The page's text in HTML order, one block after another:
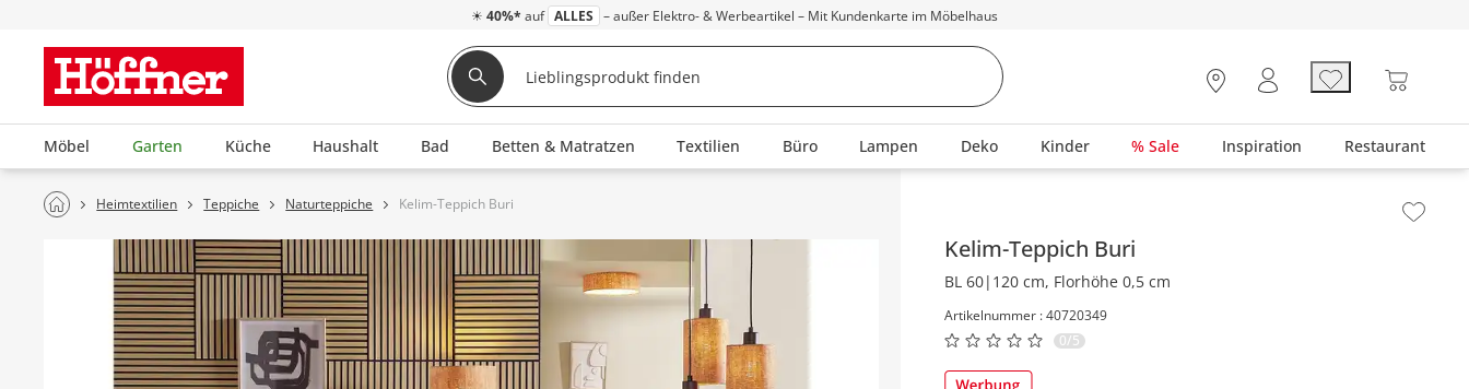
☀ 40%* auf ALLES – außer Elektro- & Werbeartikel – Mit Kundenkarte im Möbelhaus
Möbel Garten Küche Haushalt Bad Betten & Matratzen Textilien Büro Lampen Deko Kinder % Sale Inspiration Restaurant
Heimtextilien Teppiche Naturteppiche Kelim-Teppich Buri
Kelim-Teppich Buri
BL 60|120 cm, Florhöhe 0,5 cm
Artikelnummer : 40720349
0/5